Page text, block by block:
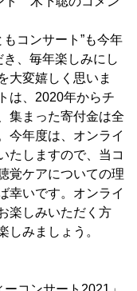
コンサート”も今年
、毎年楽しみにし
大変嬉しく思いま
は、2020年からチ
集まった寄付金は全
今年度は、オンライ
たしますので、当コ
覚ケアについての理
幸いです。オンライ
楽しみいただく方
しみましょう。